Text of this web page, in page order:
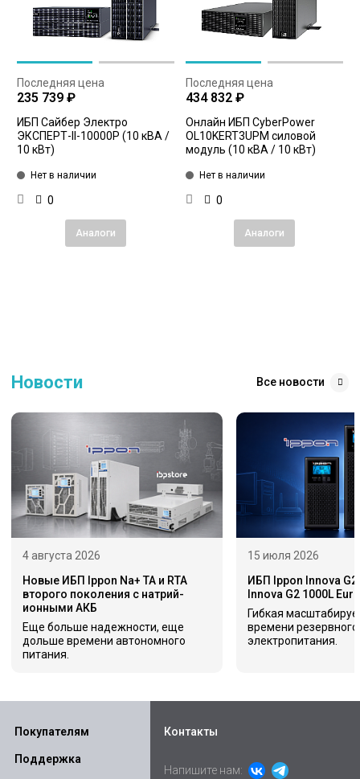
Последняя цена
235 739 ₽
ИБП Сайбер Электро
ЭКСПЕРТ-II-10000Р (10 кВА /
10 кВт)
Нет в наличии
0
Аналоги
Последняя цена
434 832 ₽
Онлайн ИБП CyberPower
OL10KERT3UPM силовой
модуль (10 кВА / 10 кВт)
Нет в наличии
0
Аналоги
Новости Все новости
4 августа 2026
Новые ИБП Ippon Na+ TA и RTA
второго поколения с натрий-
ионными АКБ
Еще больше надежности, еще
дольше времени автономного
питания.
15 июля 2026
ИБП Ippon Innova G2
Innova G2 1000L Euro
Гибкая
времени резервного
электропитания.
Покупателям
Поддержка
Контакты
Напишите нам: